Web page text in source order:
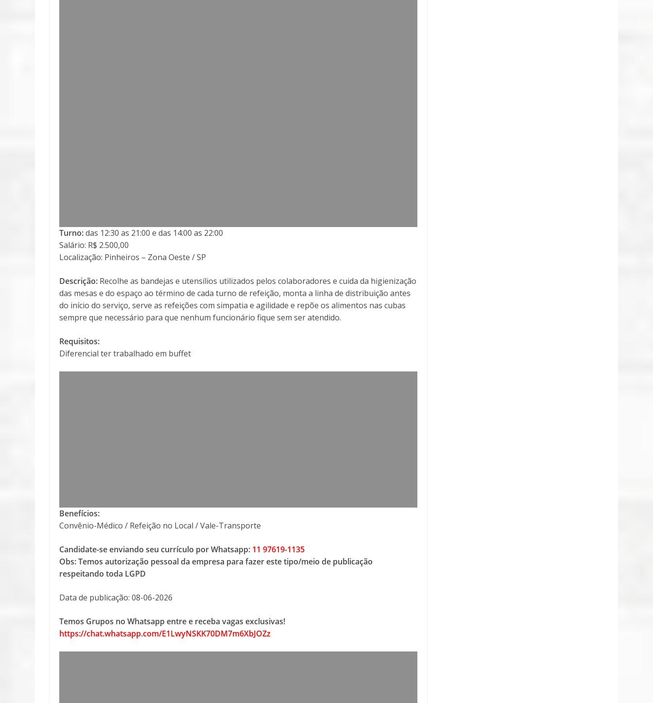
Turno:das 12:30 as 21:00 e das 14:00 as 22:00
Salário: R$ 2.500,00
Localização: Pinheiros – Zona Oeste / SP
Descrição: Recolhe as bandejas e utensílios utilizados pelos colaboradores e cuida da higienização
das mesas e do espaço ao término de cada turno de refeição, monta a linha de distribuição antes
do início do serviço, serve as refeições com simpatia e agilidade e repõe os alimentos nas cubas
sempre que necessário para que nenhum funcionário fique sem ser atendido.
Requisitos:
Diferencial ter trabalhado em buffet
Benefícios:
Convênio-Médico / Refeição no Local / Vale-Transporte
Candidate-se enviando seu currículo por Whatsapp: 11 97619-1135
Obs: Temos autorização pessoal da empresa para fazer este tipo/meio de publicação
respeitando toda LGPD
Data de publicação: 08-06-2026
Temos Grupos no Whatsapp entre e receba vagas exclusivas!
https://chat.whatsapp.com/E1LwyNSKK70DM7m6XbJOZz